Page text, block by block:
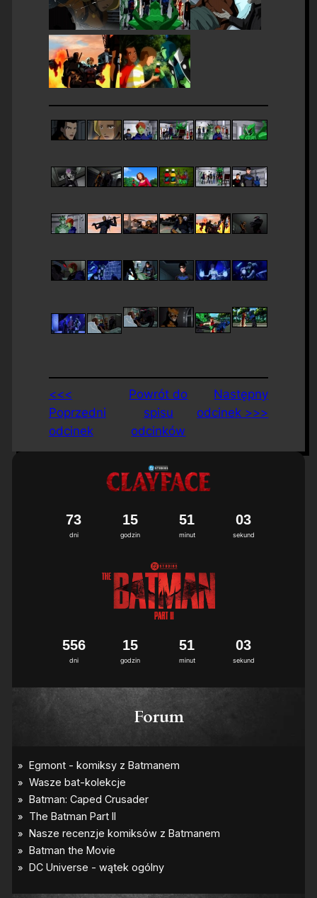
<<<
Poprzedni
odcinek
Powrót do
spisu
odcinków
Następny
odcinek >>>
dni
73
godzin
15
minut
51
sekund
03
dni
556
godzin
15
minut
51
sekund
03
Forum